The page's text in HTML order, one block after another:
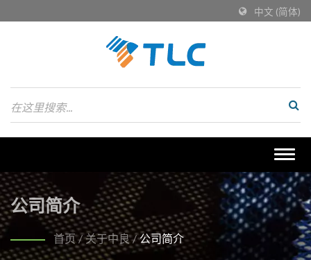
中文 (简体)
公司简介
首页 / 关于中良 / 公司简介